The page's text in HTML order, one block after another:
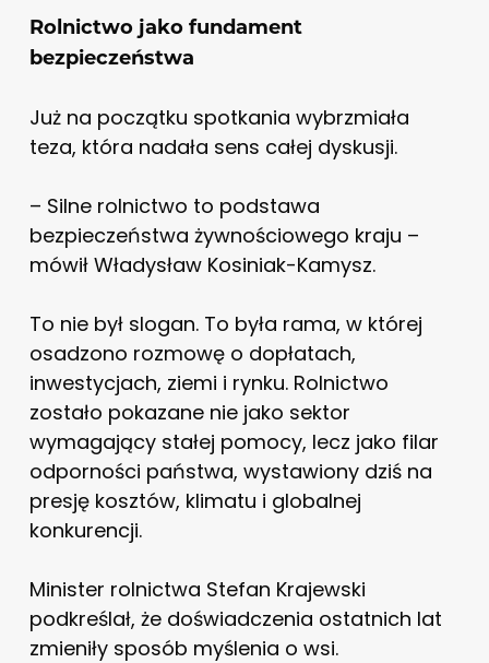
Rolnictwo jako fundament
bezpieczeństwa
Już na początku spotkania wybrzmiała
teza, która nadała sens całej dyskusji.
– Silne rolnictwo to podstawa
bezpieczeństwa żywnościowego kraju –
mówił Władysław Kosiniak-Kamysz.
To nie był slogan. To była rama, w której
osadzono rozmowę o dopłatach,
inwestycjach, ziemi i rynku. Rolnictwo
zostało pokazane nie jako sektor
wymagający stałej pomocy, lecz jako filar
odporności państwa, wystawiony dziś na
presję kosztów, klimatu i globalnej
konkurencji.
Minister rolnictwa Stefan Krajewski
podkreślał, że doświadczenia ostatnich lat
zmieniły sposób myślenia o wsi.